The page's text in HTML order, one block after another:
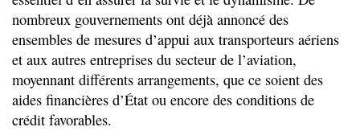
nombreux gouvernements ont déjà annoncé des
ensembles de mesures d’appui aux transporteurs aériens
et aux autres entreprises du secteur de l’aviation,
moyennant différents arrangements, que ce soient des
aides financières d’État ou encore des conditions de
crédit favorables.